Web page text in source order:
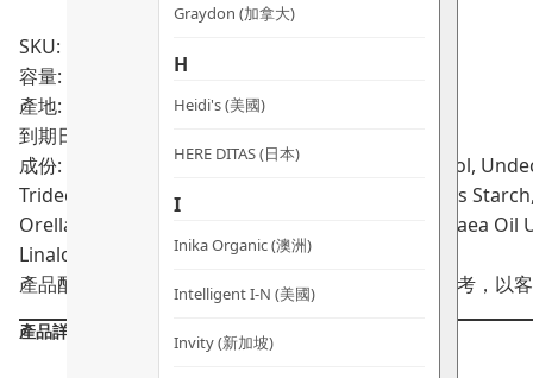
Graydon (加拿大)
H
Heidi's (美國)
HERE DITAS (日本)
I
Inika Organic (澳洲)
Intelligent I-N (美國)
Invity (新加坡)
SKU: PRO02070
容量: 50ml
產地: 法國
到期日:
成份: Aqua, Glycerin, Cetearyl Alcohol, Propanediol,
Tridecane, Polyacrylate Crosspolymer-6, Zea Mays
Orellana Seed Extract, Xanthan Gum, Olea Europaea
Linalool, Tocopherol, Citral, Cinnamal, Limonene
產品配方會不時作出更改，所有產品主要成分謹供參考，以
產品詳情